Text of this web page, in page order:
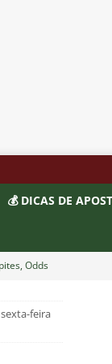
💰 DICAS DE
Odds
do
feira